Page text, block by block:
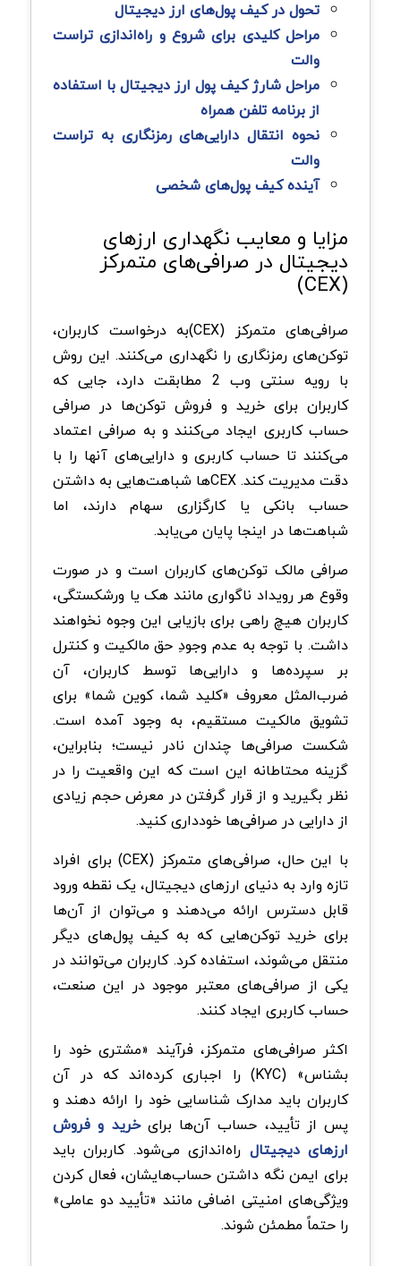
تحول در کیف پول‌های ارز دیجیتال
مراحل کلیدی برای شروع و راه‌اندازی تراست
والت
مراحل شارژ کیف پول ارز دیجیتال با استفاده
از برنامه تلفن همراه
نحوه انتقال دارایی‌های رمزنگاری به تراست
والت
آینده کیف پول‌های شخصی
مزایا و معایب نگهداری ارزهای
دیجیتال در صرافی‌های متمرکز
(CEX)
صرافی‌های متمرکز (CEX)به درخواست کاربران،
توكن‌های رمزنگاری را نگهداری می‌كنند. اين روش
با رويه سنتی وب 2 مطابقت دارد، جايی كه
كاربران برای خرید و فروش توكن‌ها در صرافی
حساب كاربری ايجاد می‌كنند و به صرافی اعتماد
می‌كنند تا حساب كاربری و دارايی‌های آنها را با
دقت مديريت كند. CEXها شباهت‌هایی به داشتن
حساب بانکی يا كارگزاری سهام دارند، اما
شباهت‌ها در اينجا پايان می‌یابد.
صرافی‌ مالک توکن‌های کاربران است و در صورت
وقوع هر رویداد ناگواری مانند هک یا ورشکستگی،
کاربران هیچ راهی برای بازیابی این وجوه نخواهند
داشت. با توجه به عدم وجودِ حق مالکیت و کنترل
بر سپرده‌ها و دارایی‌ها توسط کاربران، آن
ضرب‌المثل معروف «کلید شما، کوین شما» برای
تشویق مالکیت مستقیم، به وجود آمده است.
شکست صرافی‌ها چندان نادر نیست؛ بنابراین،
گزینه محتاطانه این است که این واقعیت را در
نظر بگیرید و از قرار گرفتن در معرض حجم زیادی
از دارایی در صرافی‌ها خودداری کنید.
با این حال، صرافی‌های متمرکز (CEX) برای افراد
تازه وارد به دنیای ارزهای دیجیتال، یک نقطه ورود
قابل دسترس ارائه می‌دهند و می‌توان از آن‌ها
برای خرید توکن‌هایی که به کیف پول‌های دیگر
منتقل می‌شوند، استفاده کرد. کاربران می‌توانند در
یکی از صرافی‌های معتبر موجود در این صنعت،
حساب کاربری ایجاد کنند.
اکثر صرافی‌های متمرکز، فرآیند «مشتری خود را
بشناس» (KYC) را اجباری کرده‌اند که در آن
کاربران باید مدارک شناسایی خود را ارائه دهند و
پس از تأیید، حساب آن‌ها برایخرید و فروش
ارزهای دیجیتال راه‌اندازی می‌شود. کاربران باید
برای ایمن نگه داشتن حساب‌هایشان، فعال کردن
ویژگی‌های امنیتی اضافی مانند «تأیید دو عاملی»
را حتماً مطمئن شوند.